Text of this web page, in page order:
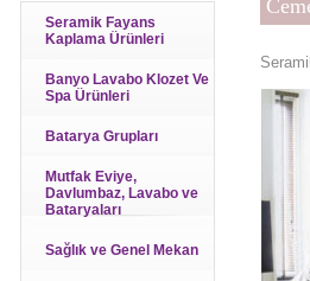
Seramik Fayans
Kaplama Ürünleri
Banyo Lavabo Klozet Ve
Spa Ürünleri
Batarya Grupları
Mutfak Eviye,
Davlumbaz, Lavabo ve
Bataryaları
Sağlık ve Genel Mekan